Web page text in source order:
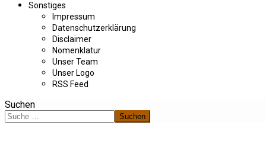
Sonstiges
Impressum
Datenschutzerklärung
Disclaimer
Nomenklatur
Unser Team
Unser Logo
RSS Feed
Suchen
Suchen